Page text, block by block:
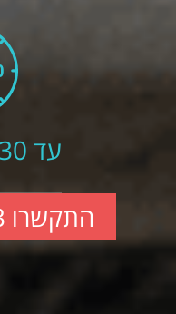
עד 30 דקות אצלך
התקשרו 073-3745523